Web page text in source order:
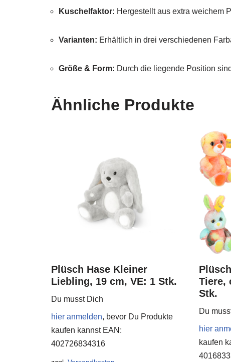
Kuschelfaktor: Hergestellt aus extra weichem
Varianten: Erhältlich in drei verschiedenen
Größe & Form: Durch die liegende Position
Ähnliche Produkte
Plüsch Hase Kleiner
Liebling, 19 cm, VE: 1 Stk.
Du musst Dich
hier anmelden, bevor Du Produkte
kaufen kannst EAN:
402726834316
Tiere,
Stk.
Du
hier
kaufen